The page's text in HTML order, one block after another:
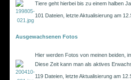
Tiere geht hierbei bis zu einem halben
101 Dateien, letzte Aktualisierung am
Ausgewachsenen Fotos
Hier werden Fotos von meinen beiden,
Diese Zeit kann man als aktives
119 Dateien, letzte Aktualisierung am